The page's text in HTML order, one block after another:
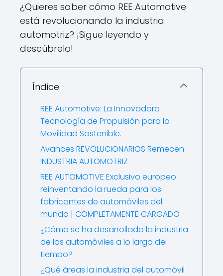
¿Quieres saber cómo REE Automotive
está revolucionando la industria
automotriz? ¡Sigue leyendo y
descúbrelo!
Índice
REE Automotive: La Innovadora
Tecnología de Propulsión para la
Movilidad Sostenible.
Avances REVOLUCIONARIOS Remecen
INDUSTRIA AUTOMOTRIZ
REE AUTOMOTIVE Exclusivo europeo:
reinventando la rueda para los
fabricantes de automóviles del
mundo | COMPLETAMENTE CARGADO
¿Cómo se ha desarrollado la industria
de los automóviles a lo largo del
tiempo?
¿Qué áreas la industria del automóvil